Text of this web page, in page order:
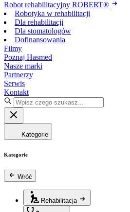
Robot rehabilitacyjny ROBERT®
Robotyka w rehabilitacji
Dla rehabilitacji
Dla stomatologów
Dofinansowania
Filmy
Poznaj Hasmed
Nasze marki
Partnerzy
Serwis
Kontakt
Kategorie
Kategorie
Wróć
Rehabilitacja